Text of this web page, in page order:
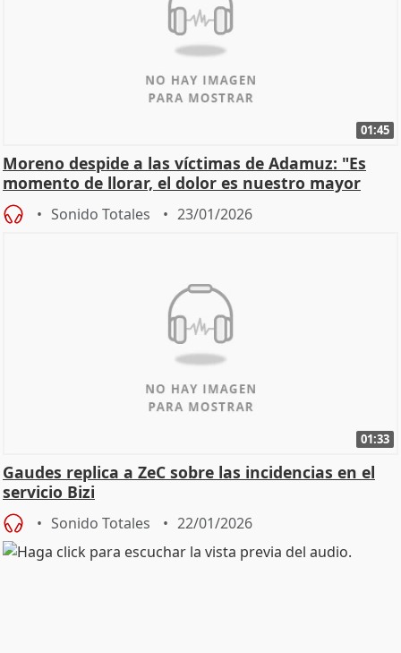
01:45
Moreno despide a las víctimas de Adamuz: "Es
momento de llorar, el dolor es nuestro mayor
homenaje"
Sonido Totales 23/01/2026
01:33
Gaudes replica a ZeC sobre las incidencias en el
servicio Bizi
Sonido Totales 22/01/2026